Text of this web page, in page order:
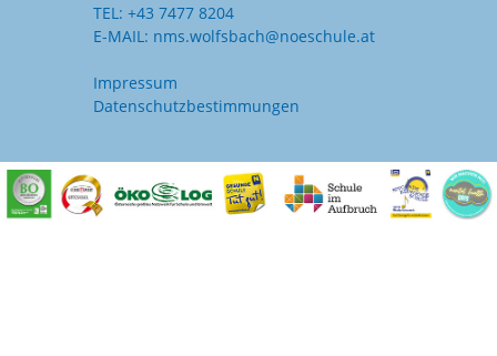
TEL: +43 7477 8204
E-MAIL: nms.wolfsbach@noeschule.at
Impressum
Datenschutzbestimmungen